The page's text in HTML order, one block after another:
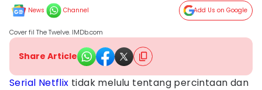
News Channel Add Us on Google
Cover fil The Twelve. IMDb.com
Share Article
Serial Netflix tidak melulu tentang percintaan dan